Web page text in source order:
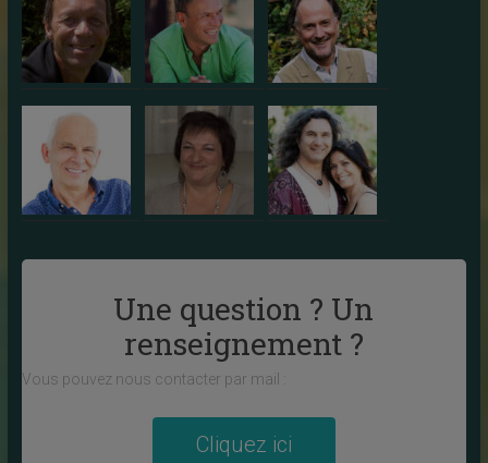
Une question ? Un
renseignement ?
Vous pouvez nous contacter par mail :
Cliquez ici